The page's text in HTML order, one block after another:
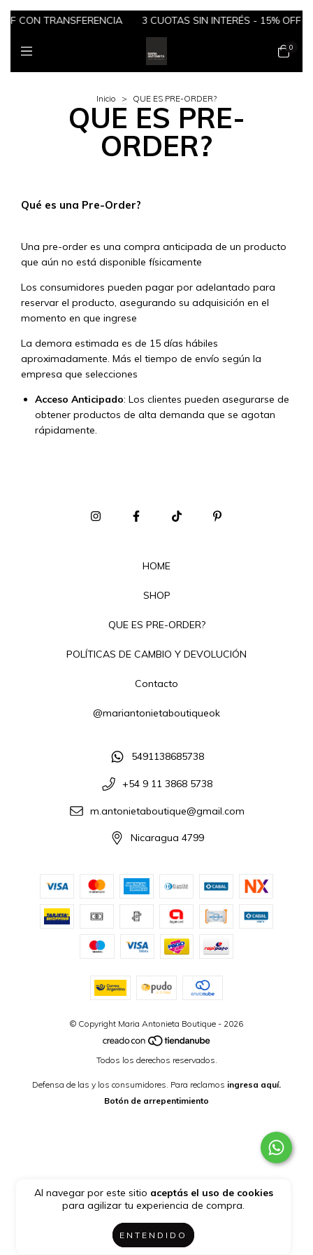
CON TRANSFERENCIA 3 CUOTAS SIN INTERÉS - 15% OFF
0
Al navegar por este sitio aceptás el uso de cookies
para agilizar tu experiencia de compra.
ENTENDIDO
Inicio > QUE ES PRE-ORDER?
QUE ES PRE-
ORDER?
Qué es una Pre-Order?
Una pre-order es una compra anticipada de un producto
que aún no está disponible físicamente
Los consumidores pueden pagar por adelantado para
reservar el producto, asegurando su adquisición en el
momento en que ingrese
La demora estimada es de 15 días hábiles
aproximadamente. Más el tiempo de envío según la
empresa que selecciones
Acceso Anticipado: Los clientes pueden asegurarse de
obtener productos de alta demanda que se agotan
rápidamente.
HOME
SHOP
QUE ES PRE-ORDER?
POLÍTICAS DE CAMBIO Y DEVOLUCIÓN
Contacto
@mariantonietaboutiqueok
5491138685738
+54 9 11 3868 5738
m.antonietaboutique@gmail.com
Nicaragua 4799
© Copyright Maria Antonieta Boutique - 2026
Todos los derechos reservados.
Defensa de las y los consumidores. Para reclamos ingresa aquí.
Botón de arrepentimiento